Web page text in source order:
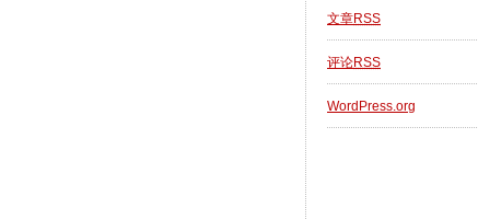
文章RSS
评论RSS
WordPress.org